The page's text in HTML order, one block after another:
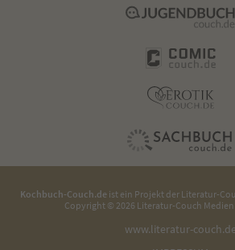
Kochbuch-Couch.deist ein Projekt der Literatur-
Copyright © 2026 Literatur-Couch Medien
www.literatur-couch.de